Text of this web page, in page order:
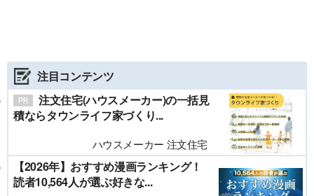
注目コンテンツ
注文住宅(ハウスメーカー)の一括見
積ならタウンライフ家づくり...
ハウスメーカー 注文住宅
【2026年】おすすめ漫画ランキング！
読者10,564人が選ぶ好きな...